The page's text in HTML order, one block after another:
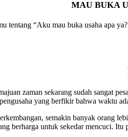
MAU BUKA
tentang “Aku mau buka usaha apa
zaman sekarang sudah sangat
yang berfikir bahwa waktu
semakin banyak orang
berharga untuk sekedar mencuci. Itu